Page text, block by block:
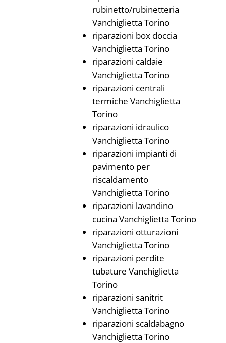
rubinetto/rubinetteria
Vanchiglietta Torino
riparazioni box doccia
Vanchiglietta Torino
riparazioni caldaie
Vanchiglietta Torino
riparazioni centrali
termiche Vanchiglietta
Torino
riparazioni idraulico
Vanchiglietta Torino
riparazioni impianti di
pavimento per
riscaldamento
Vanchiglietta Torino
riparazioni lavandino
cucina Vanchiglietta Torino
riparazioni otturazioni
Vanchiglietta Torino
riparazioni perdite
tubature Vanchiglietta
Torino
riparazioni sanitrit
Vanchiglietta Torino
riparazioni scaldabagno
Vanchiglietta Torino